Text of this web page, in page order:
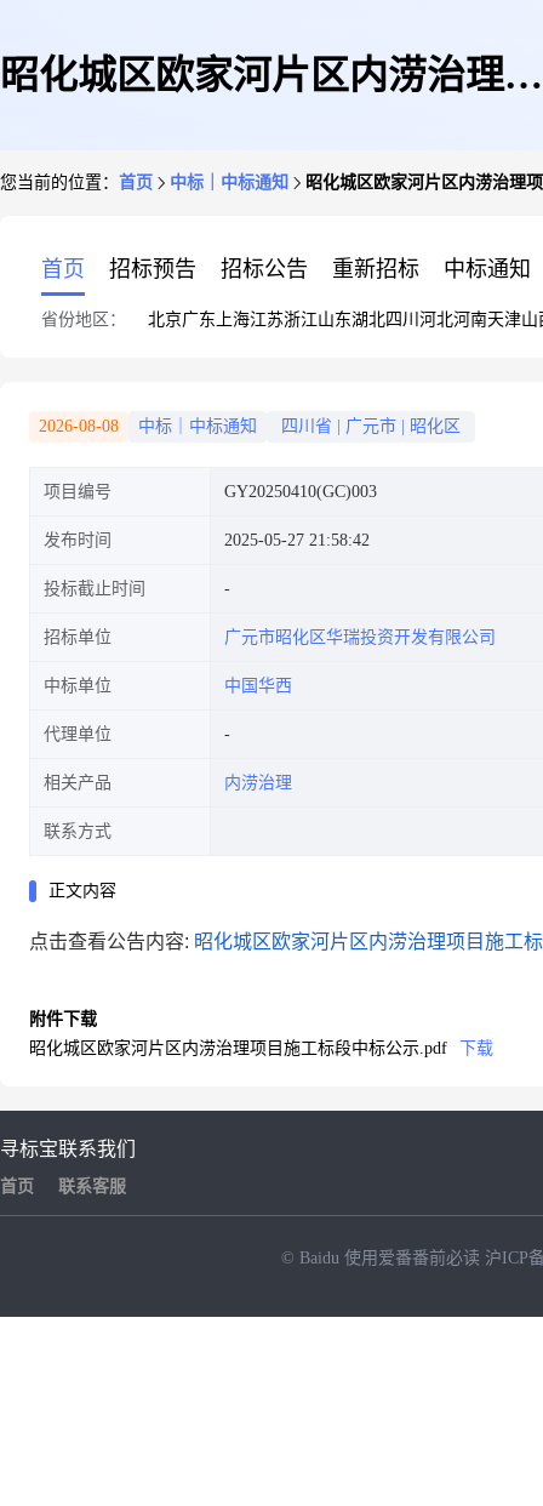
昭化城区欧家河片区内涝治理项
您当前的位置： 首页 中标｜中标通知 昭化城区欧家河片区内涝治理
首页 招标预告 招标公告 重新招标 中标通知
省份地区： 北京广东 上海江苏浙江山东湖北四川 河北河南天津山
2026-08-08 中标｜中标通知 四川省 广元市 昭化区
项目编号 GY20250410(GC)003
发布时间 2025-05-27 21:58:42
投标截止时间
招标单位 广元市昭化区华瑞投资开发有限公司
中标单位 中国华西
代理单位
相关产品 内涝治理
联系方式
正文内容
点击查看公告内容: 昭化城区欧家河片区内涝治理项目施工
附件下载
昭化城区欧家河片区内涝治理项目施工标段中标公示.pdf
下载
寻标宝
首页
联系我们
联系客服
© Baidu 使用爱番番前必读 沪ICP